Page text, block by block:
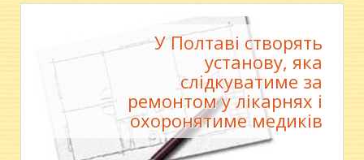
У Полтаві створять
установу, яка
слідкуватиме за
ремонтом у лікарнях і
охоронятиме медиків